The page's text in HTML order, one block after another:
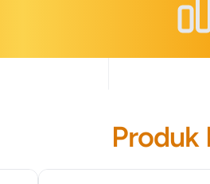
Produk